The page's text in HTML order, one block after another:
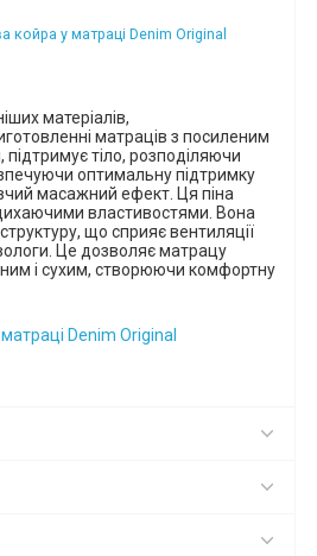
матеріалів,
матраців з посиленим
тіло, розподіляючи
оптимальну підтримку
масажний ефект. Ця піна
властивостями. Вона
що сприяє вентиляції
Це дозволяє матрацу
і сухим, створюючи комфортну